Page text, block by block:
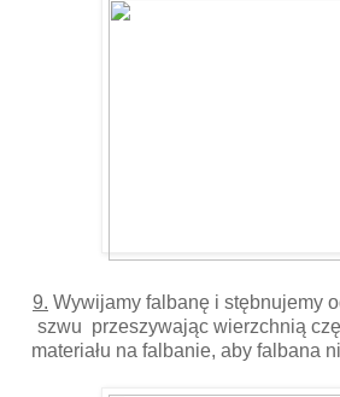
9. Wywijamy falbanę i stębnujemy
szwu przeszywając wierzchnią
materiału na falbanie, aby falbana